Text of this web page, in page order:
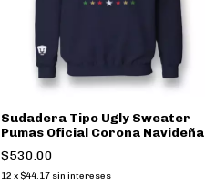
Sudadera Tipo Ugly Sweater
Pumas Oficial Corona Navideña
Marino Unisex
$530.00
12 x $44.17 sin intereses